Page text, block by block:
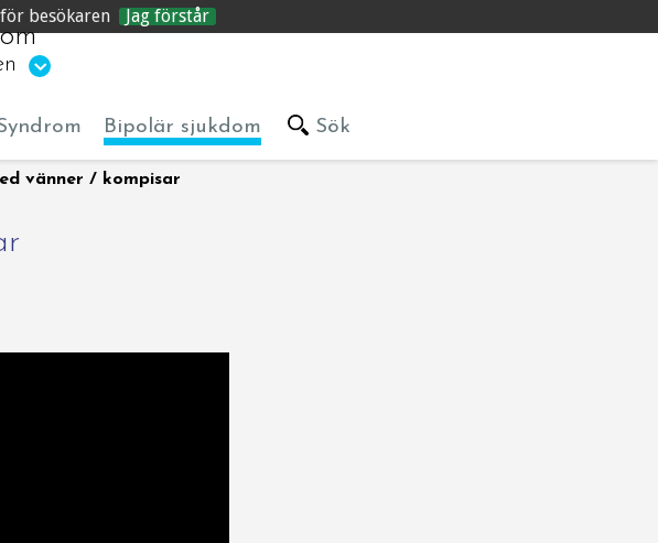
besökaren Jag förstår
Bipolär sjukdom Sök
vänner / kompisar